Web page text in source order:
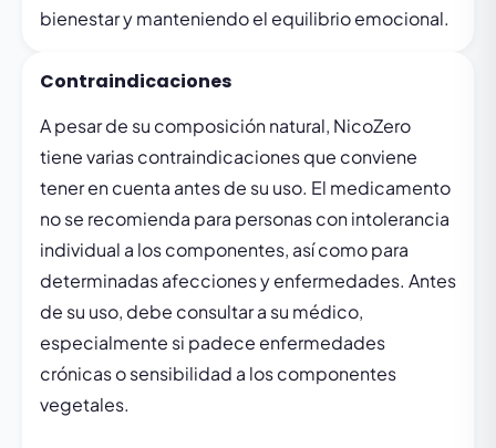
bienestar y manteniendo el equilibrio emocional.
Contraindicaciones
A pesar de su composición natural, NicoZero
tiene varias contraindicaciones que conviene
tener en cuenta antes de su uso. El medicamento
no se recomienda para personas con intolerancia
individual a los componentes, así como para
determinadas afecciones y enfermedades. Antes
de su uso, debe consultar a su médico,
especialmente si padece enfermedades
crónicas o sensibilidad a los componentes
vegetales.